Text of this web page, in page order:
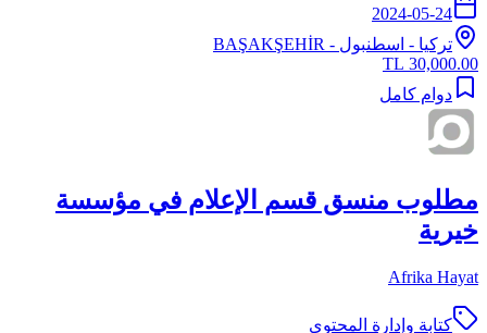
2024-05-24
تركيا - اسطنبول - BAŞAKŞEHİR
30,000.00 TL
دوام كامل
مطلوب منسق قسم الإعلام في مؤسسة
خيرية
Afrika Hayat
كتابة وإدارة المحتوى